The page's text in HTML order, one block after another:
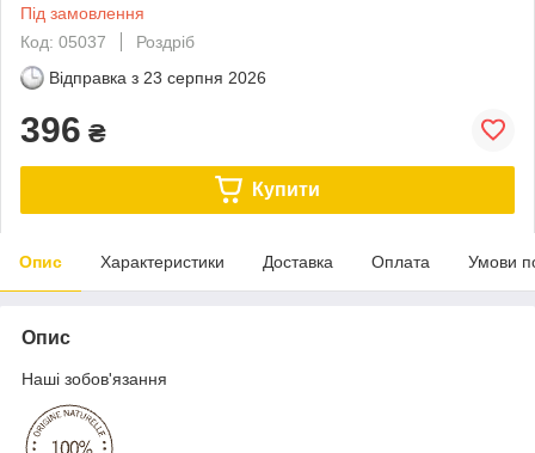
Під замовлення
Код: 05037
Роздріб
Відправка з 23 серпня 2026
396 ₴
Купити
Опис Характеристики Доставка Оплата Умови
Опис
Наші зобов'язання